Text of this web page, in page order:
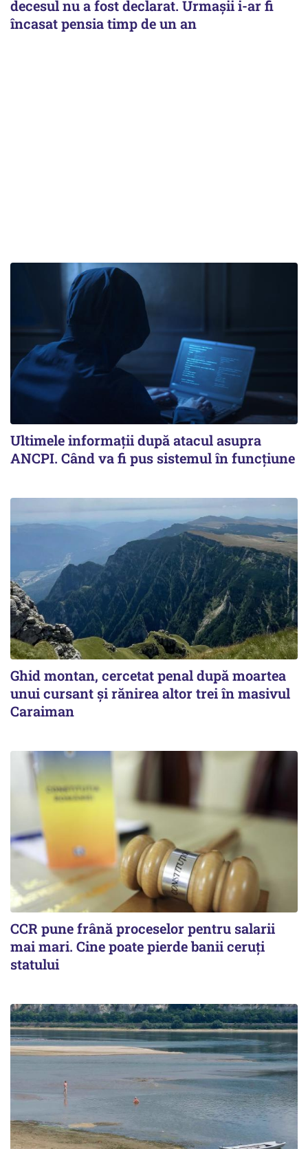
decesul nu a fost declarat. Urmașii i-ar fi
încasat pensia timp de un an
Ultimele informații după atacul asupra
ANCPI. Când va fi pus sistemul în funcțiune
Ghid montan, cercetat penal după moartea
unui cursant și rănirea altor trei în masivul
Caraiman
CCR pune frână proceselor pentru salarii
mai mari. Cine poate pierde banii ceruți
statului